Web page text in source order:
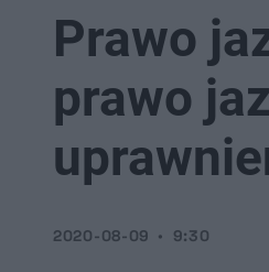
Prawo
prawo
2020-08-09 9:30